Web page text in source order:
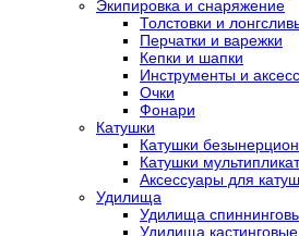
Экипировка и снаряжение
Толстовки и
Перчатки и варежки
Кепки и шапки
Инструменты и
Очки
Фонари
Катушки
Катушки
Катушки
Аксессуары для
Удилища
Удилища
Удилища кастинговые